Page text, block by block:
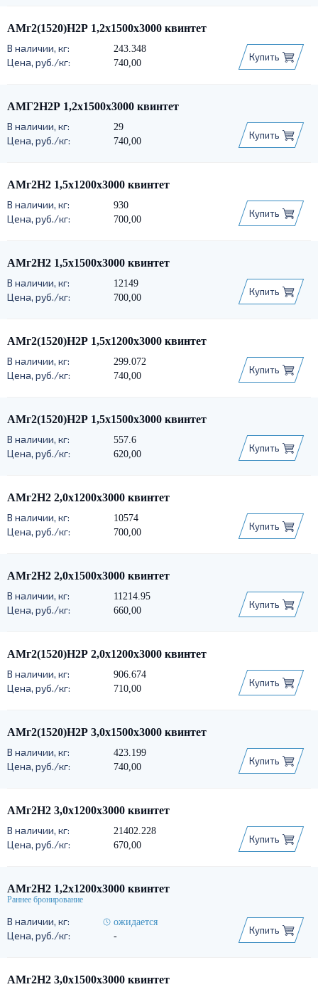
АМг2(1520)Н2Р 1,2х1500х3000 квинтет
243.348
740,00
Купить
АМГ2Н2Р 1,2х1500х3000 квинтет
29
740,00
Купить
АМг2Н2 1,5х1200х3000 квинтет
930
700,00
Купить
АМг2Н2 1,5х1500х3000 квинтет
12149
700,00
Купить
АМг2(1520)Н2Р 1,5х1200х3000 квинтет
299.072
740,00
Купить
АМг2(1520)Н2Р 1,5х1500х3000 квинтет
557.6
620,00
Купить
АМг2Н2 2,0х1200х3000 квинтет
10574
700,00
Купить
АМг2Н2 2,0х1500х3000 квинтет
11214.95
660,00
Купить
АМг2(1520)Н2Р 2,0х1200х3000 квинтет
906.674
710,00
Купить
АМг2(1520)Н2Р 3,0х1500х3000 квинтет
423.199
740,00
Купить
АМг2Н2 3,0х1200х3000 квинтет
21402.228
670,00
Купить
АМг2Н2 1,2х1200х3000 квинтет
ожидается
-
Купить
АМг2Н2 3,0х1500х3000 квинтет